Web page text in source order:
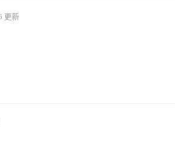
更新